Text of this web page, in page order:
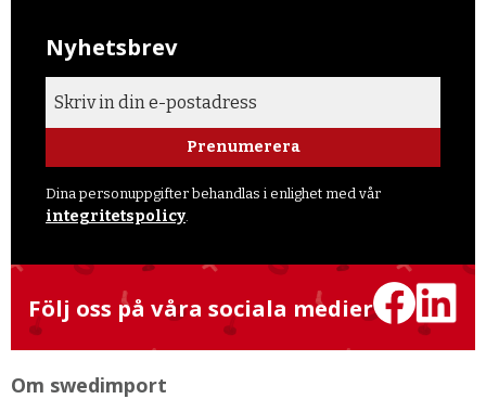
Nyhetsbrev
Prenumerera
Dina personuppgifter behandlas i enlighet med vår
integritetspolicy.
Följ oss på våra sociala medier
Om swedimport